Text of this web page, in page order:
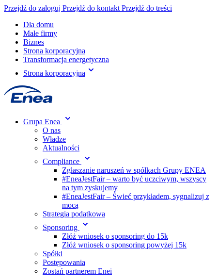
Przejdź do zaloguj Przejdź do kontakt Przejdź do treści
Dla domu
Małe firmy
Biznes
Strona korporacyjna
Transformacja energetyczna
Strona korporacyjna
Grupa Enea
O nas
Władze
Aktualności
Compliance
Zgłaszanie naruszeń w spółkach Grupy ENEA
#EneaJestFair – warto być uczciwym, wszyscy
na tym zyskujemy
#EneaJestFair – Świeć przykładem, sygnalizuj z
mocą
Strategia podatkowa
Sponsoring
Złóż wniosek o sponsoring do 15k
Złóż wniosek o sponsoring powyżej 15k
Spółki
Postępowania
Zostań partnerem Enei